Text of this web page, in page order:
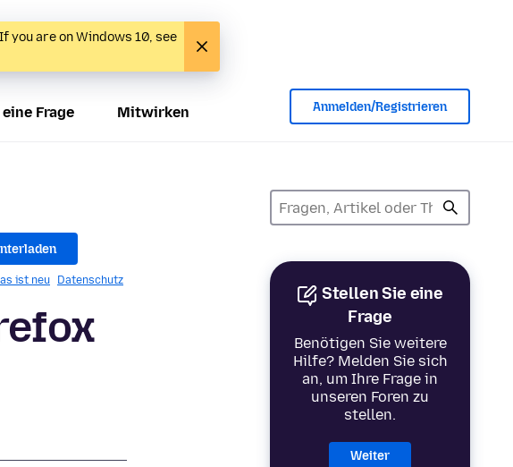
you are on Windows 10, see
Frage Mitwirken Anmelden/Registrieren
Stellen Sie eine
Frage
Benötigen Sie weitere
Hilfe? Melden Sie sich
an, um Ihre Frage in
unseren Foren zu
stellen.
Weiter
ist neu Datenschutz